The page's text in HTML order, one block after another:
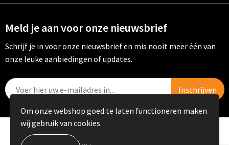
Meld je aan voor onze nieuwsbrief
Schrijf je in voor onze nieuwsbrief en mis nooit meer één van
onze leuke aanbiedingen of updates.
© Copyright PRIKKELS B.V. 2023
Om onze webshop goed te laten functioneren maken
wij gebruik van cookies.